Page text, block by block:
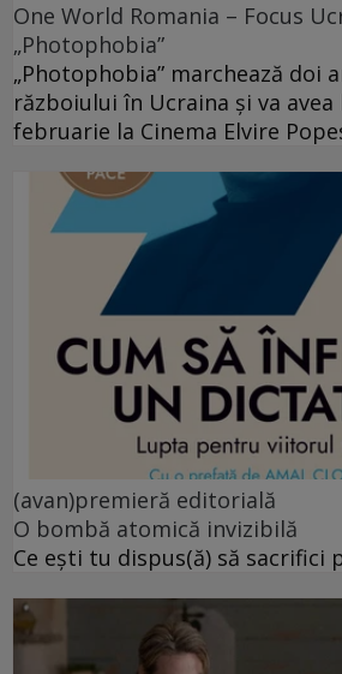
One World Romania – Focus
„Photophobia”
„Photophobia” marchează doi
războiului în Ucraina și va avea
februarie la Cinema Elvire
(avan)premieră editorială
O bombă atomică invizibilă
Ce ești tu dispus(ă) să sacrifici